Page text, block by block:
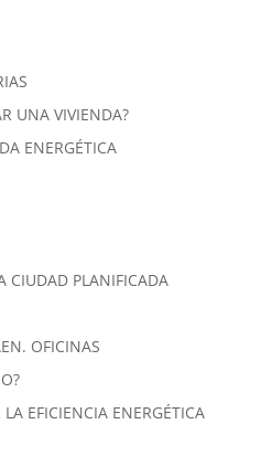
UNA VIVIENDA?
ENERGÉTICA
CIUDAD PLANIFICADA
OFICINAS
EFICIENCIA ENERGÉTICA